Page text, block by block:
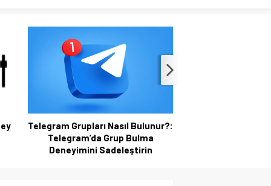
Telegram Grupları Nasıl Bulunur?:
Telegram’da Grup Bulma
Deneyimini Sadeleştirin